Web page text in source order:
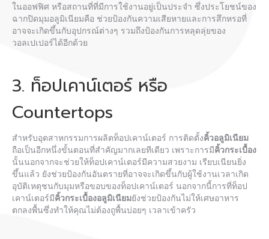
ในออฟฟิศ หรือสถานที่ที่มีการใช้งานอยู่เป็นประจำ ซึ่งประโยชน์ของ
ฉากปิดมุมอลูมิเนียมคือ ช่วยป้องกันความเสียหายและการสึกหรอที่
อาจจะเกิดขึ้นกับอุปกรณ์ต่างๆ รวมถึงป้องกันการหลุดลุ่ยของ
วอลเปเปอร์ได้อีกด้วย
3. ท็อปเคาน์เตอร์ หรือ
Countertops
สำหรับอุตสาหกรรมการผลิตท็อปเคาน์เตอร์ การติดตั้งคิ้วอลูมิเนียม
ถือเป็นอีกหนึ่งขั้นตอนที่สำคัญมากเลยทีเดียว เพราะการมีคิ้วกระเบื้อง
นั้นนอกจากจะช่วยให้ท็อปเคาน์เตอร์มีความสวยงาม เรียบเนียนยิ่ง
ขึ้นแล้ว ยังช่วยป้องกันอันตรายที่อาจจะเกิดขึ้นกับผู้ใช้งานเวลาเกิด
อุบัติเหตุชนกับมุมหรือขอบของท็อปเคาน์เตอร์ นอกจากนี้การที่ท็อป
เคาน์เตอร์มีคิ้วกระเบื้องอลูมิเนียมยังช่วยป้องกันไม่ให้เศษอาหาร
ตกลงพื้นซึ่งทำให้คุณไม่ต้องถูพื้นบ่อยๆ เวลาเข้าครัว